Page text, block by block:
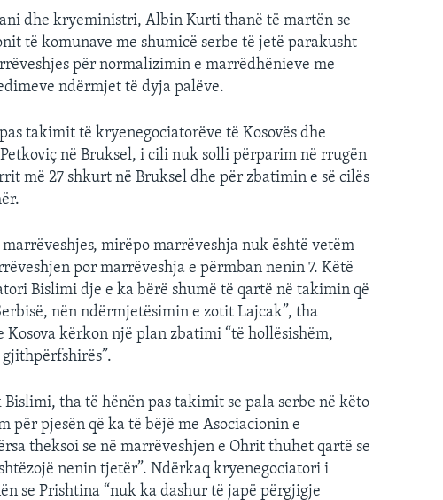
dhe kryeministri, Albin Kurti thanë të martën se
të komunave me shumicë serbe të jetë parakusht
për normalizimin e marrëdhënieve me
ndërmjet të dyja palëve.
takimit të kryenegociatorëve të Kosovës dhe
në Bruksel, i cili nuk solli përparim në rrugën
më 27 shkurt në Bruksel dhe për zbatimin e së cilës
mirëpo marrëveshja nuk është vetëm
por marrëveshja e përmban nenin 7. Këtë
Bislimi dje e ka bërë shumë të qartë në takimin që
nën ndërmjetësimin e zotit Lajcak”, tha
kërkon një plan zbatimi “të hollësishëm,
tha të hënën pas takimit se pala serbe në këto
për pjesën që ka të bëjë me Asociacionin e
theksoi se në marrëveshjen e Ohrit thuhet qartë se
nenin tjetër”. Ndërkaq kryenegociatori i
se Prishtina “nuk ka dashur të japë përgjigje